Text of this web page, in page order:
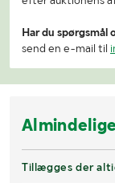
Har du spørgsmål
send en e-mail til
Tillægges der